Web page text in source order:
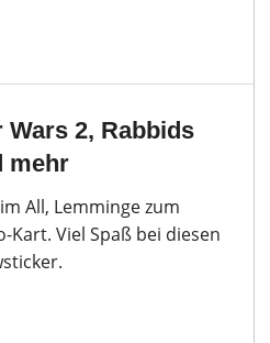
2, Rabbids
mehr
All, Lemminge zum
Viel Spaß bei diesen